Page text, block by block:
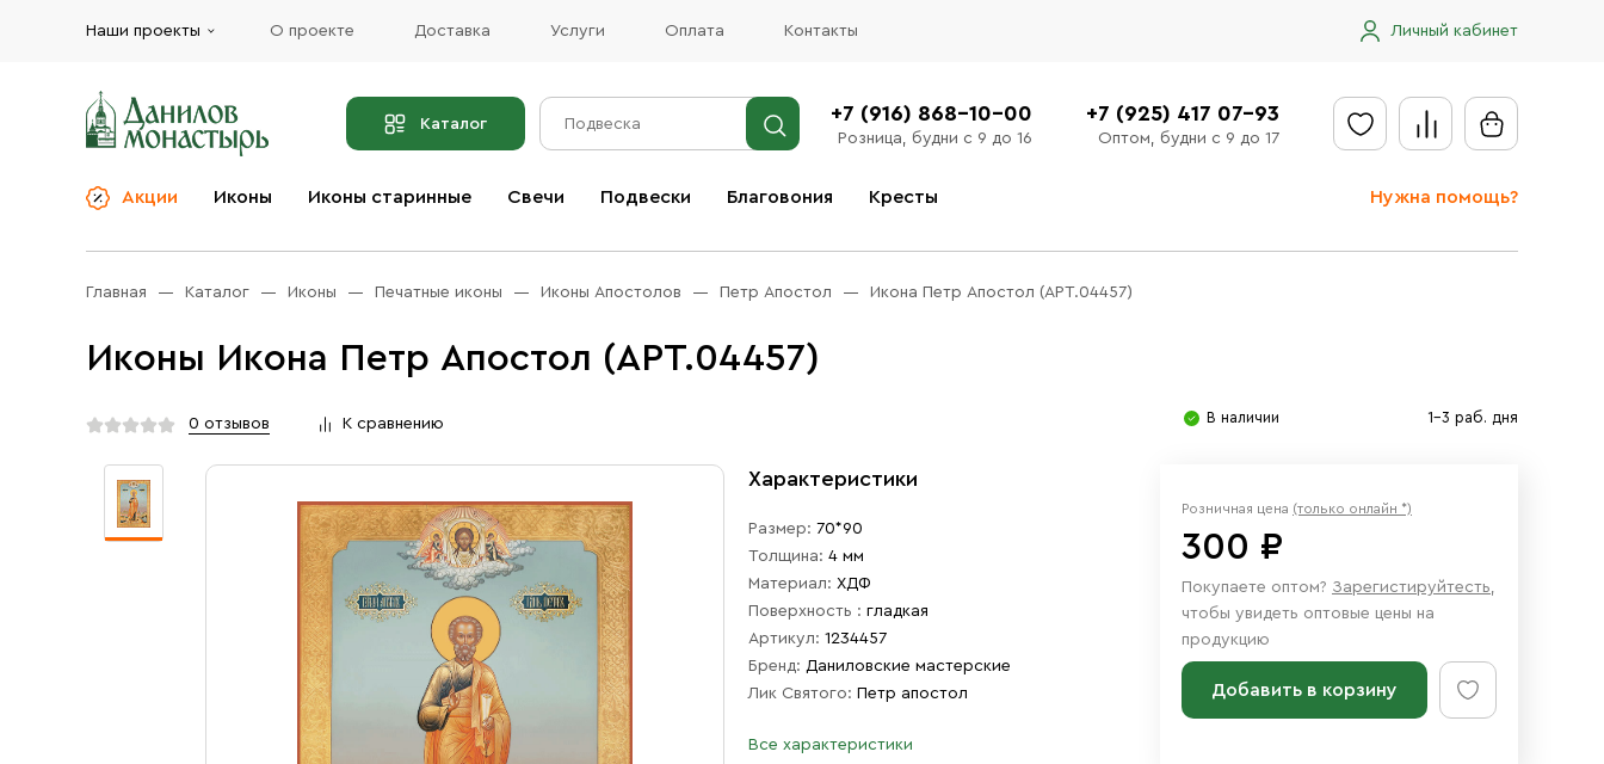
Наши проекты О проекте Доставка Услуги Оплата Контакты Личный кабинет
Каталог +7 (916) 868-10-00
Розница, будни с 9 до 16
+7 (925) 417 07-93
Оптом, будни с 9 до 17
Акции Иконы Иконы старинные Свечи Подвески Благовония Кресты Нужна помощь?
Отправить заявку
Церковная утварь
Иконы
Ювелирные изделия
Бренды
Услуги
Главная Каталог Иконы Печатные иконы Иконы Апостолов Петр Апостол Икона Петр Апостол (АРТ.04457)
Иконы Икона Петр Апостол (АРТ.04457)
0 отзывов К сравнению В наличии 1-3 раб. дня
Характеристики
Размер: 70*90
Толщина: 4 мм
Материал: ХДФ
Поверхность : гладкая
Артикул: 1234457
Бренд: Даниловские мастерские
Лик Святого: Петр апостол
Все характеристики
Розничная цена (только онлайн *)
300 ₽
Покупаете оптом? Зарегистируйтесть,
чтобы увидеть оптовые цены на
продукцию
Добавить в корзину